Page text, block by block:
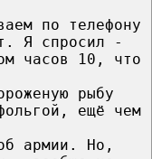
по телефону
Я спросил -
часов 10, что
рыбу
ещё чем
армии. Но,